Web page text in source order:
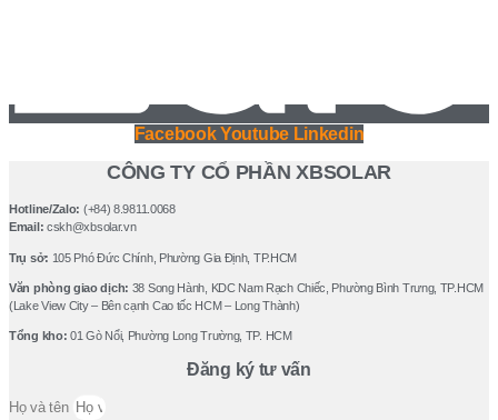
Facebook Youtube Linkedin
CÔNG TY CỔ PHẦN XBSOLAR
Hotline/Zalo: (+84) 8.9811.0068
Email: cskh@xbsolar.vn
Trụ sở: 105 Phó Ðức Chính, Phường Gia Ðịnh, TP.HCM
Văn phòng giao dịch: 38 Song Hành, KDC Nam Rạch Chiếc, Phường Bình Trưng, TP.HCM
(Lake View City – Bên cạnh Cao tốc HCM – Long Thành)
Tổng kho: 01 Gò Nổi, Phường Long Trường, TP. HCM
Đăng ký tư vấn
Họ và tên